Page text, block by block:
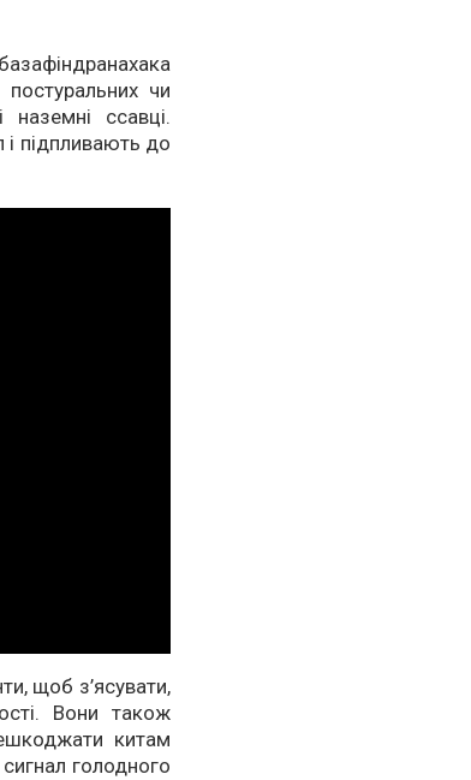
чи
ссавці.
підпливають до
щоб з’ясувати,
Вони також
китам
голодного